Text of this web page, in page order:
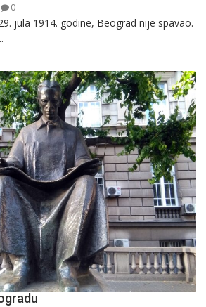
0
jula 1914. godine, Beograd nije spavao.